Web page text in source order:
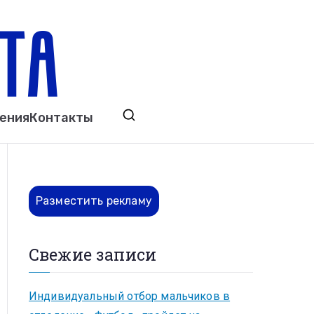
Выкса. Муром. Кулебаки. Навашино,
Контакты
Разместить рекламу
Свежие записи
Индивидуальный отбор мальчиков в